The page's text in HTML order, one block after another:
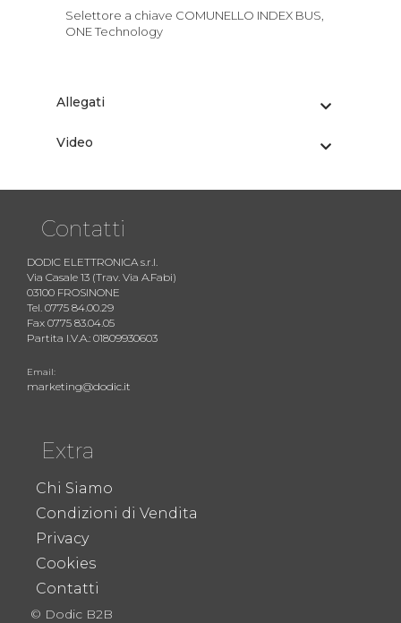
Selettore a chiave COMUNELLO INDEX BUS,
ONE Technology
Allegati
Video
Contatti
DODIC ELETTRONICA s.r.l.
Via Casale 13 (Trav. Via A.Fabi)
03100 FROSINONE
Tel. 0775 84.00.29
Fax 0775 83.04.05
Partita I.V.A.: 01809930603
Email:
marketing@dodic.it
Extra
Chi Siamo
Condizioni di Vendita
Privacy
Cookies
Contatti
© Dodic B2B